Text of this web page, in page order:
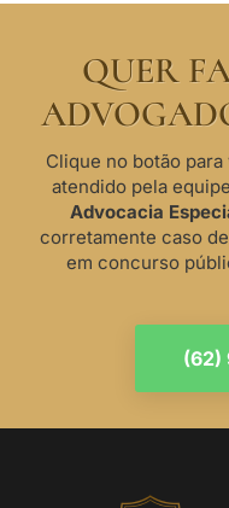
QUER
Clique no botão
atendido pela
Advocacia
corretamente caso
em concurso
(62)